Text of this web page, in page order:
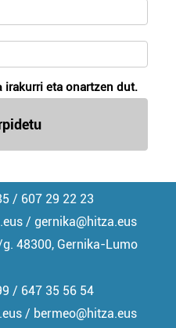
irakurri eta onartzen dut.
/ 607 29 22 23
/ gernika@hitza.eus
48300, Gernika-Lumo
/ 647 35 56 54
/ bermeo@hitza.eus